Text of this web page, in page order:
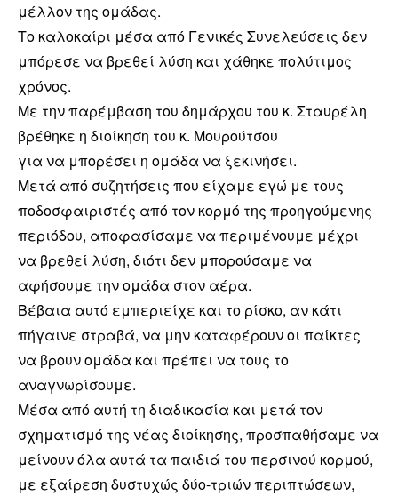
μέλλον της ομάδας.
Το καλοκαίρι μέσα από Γενικές Συνελεύσεις δεν
μπόρεσε να βρεθεί λύση και χάθηκε πολύτιμος
χρόνος.
Με την παρέμβαση του δημάρχου του κ. Σταυρέλη
βρέθηκε η διοίκηση του κ. Μουρούτσου
για να μπορέσει η ομάδα να ξεκινήσει.
Μετά από συζητήσεις που είχαμε εγώ με τους
ποδοσφαιριστές από τον κορμό της προηγούμενης
περιόδου, αποφασίσαμε να περιμένουμε μέχρι
να βρεθεί λύση, διότι δεν μπορούσαμε να
αφήσουμε την ομάδα στον αέρα.
Βέβαια αυτό εμπεριείχε και το ρίσκο, αν κάτι
πήγαινε στραβά, να μην καταφέρουν οι παίκτες
να βρουν ομάδα και πρέπει να τους το
αναγνωρίσουμε.
Μέσα από αυτή τη διαδικασία και μετά τον
σχηματισμό της νέας διοίκησης, προσπαθήσαμε να
μείνουν όλα αυτά τα παιδιά του περσινού κορμού,
με εξαίρεση δυστυχώς δύο-τριών περιπτώσεων,